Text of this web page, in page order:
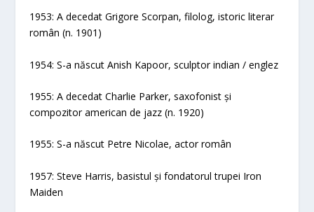
1953: A decedat Grigore Scorpan, filolog, istoric literar
român (n. 1901)
1954: S-a născut Anish Kapoor, sculptor indian / englez
1955: A decedat Charlie Parker, saxofonist și
compozitor american de jazz (n. 1920)
1955: S-a născut Petre Nicolae, actor român
1957: Steve Harris, basistul și fondatorul trupei Iron
Maiden